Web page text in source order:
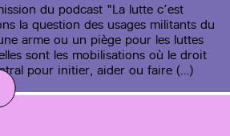
du podcast "La lutte c’est
la question des usages militants du
arme ou un piège pour les luttes
sont les mobilisations où le droit
pour initier, aider ou faire (…)